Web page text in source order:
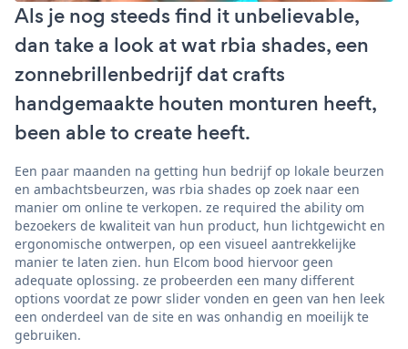
Als je nog steeds find it unbelievable,
dan take a look at wat rbia shades, een
zonnebrillenbedrijf dat crafts
handgemaakte houten monturen heeft,
been able to create heeft.
Een paar maanden na getting hun bedrijf op lokale beurzen
en ambachtsbeurzen, was rbia shades op zoek naar een
manier om online te verkopen. ze required the ability om
bezoekers de kwaliteit van hun product, hun lichtgewicht en
ergonomische ontwerpen, op een visueel aantrekkelijke
manier te laten zien. hun Elcom bood hiervoor geen
adequate oplossing. ze probeerden een many different
options voordat ze powr slider vonden en geen van hen leek
een onderdeel van de site en was onhandig en moeilijk te
gebruiken.